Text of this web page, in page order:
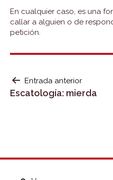
En cualquier caso, es una
callar a alguien o de
petición.
NAVEGACIÓN
DE
Entrada anterior
Escatología: mierda